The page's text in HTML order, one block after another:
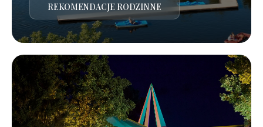
REKOMENDACJE RODZINNE